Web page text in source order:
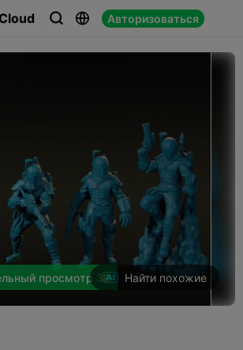
  Авторизоваться
 
просмотр 3D Найти похожие